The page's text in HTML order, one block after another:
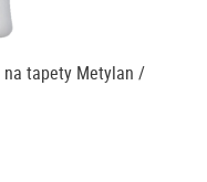
tapety Metylan /